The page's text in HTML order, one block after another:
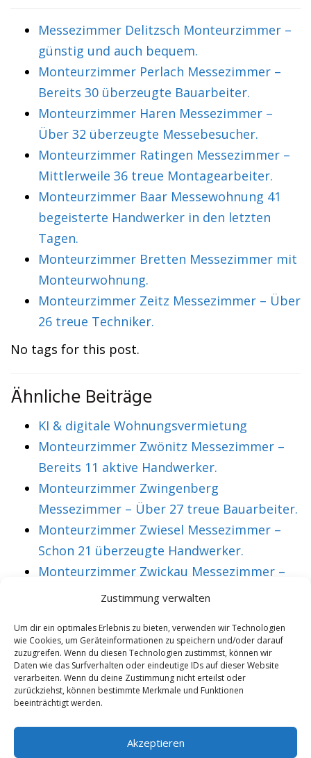
Zustimmung verwalten
Um dir ein optimales Erlebnis zu bieten, verwenden wir Technologien
wie Cookies, um Geräteinformationen zu speichern und/oder darauf
zuzugreifen. Wenn du diesen Technologien zustimmst, können wir
Daten wie das Surfverhalten oder eindeutige IDs auf dieser Website
verarbeiten. Wenn du deine Zustimmung nicht erteilst oder
zurückziehst, können bestimmte Merkmale und Funktionen
beeinträchtigt werden.
Akzeptieren
Messezimmer Delitzsch Monteurzimmer –
günstig und auch bequem.
Monteurzimmer Perlach Messezimmer –
Bereits 30 überzeugte Bauarbeiter.
Monteurzimmer Haren Messezimmer –
Über 32 überzeugte Messebesucher.
Monteurzimmer Ratingen Messezimmer –
Mittlerweile 36 treue Montagearbeiter.
Monteurzimmer Baar Messewohnung 41
begeisterte Handwerker in den letzten
Tagen.
Monteurzimmer Bretten Messezimmer mit
Monteurwohnung.
Monteurzimmer Zeitz Messezimmer – Über
26 treue Techniker.
No tags for this post.
Ähnliche Beiträge
KI & digitale Wohnungsvermietung
Monteurzimmer Zwönitz Messezimmer –
Bereits 11 aktive Handwerker.
Monteurzimmer Zwingenberg
Messezimmer – Über 27 treue Bauarbeiter.
Monteurzimmer Zwiesel Messezimmer –
Schon 21 überzeugte Handwerker.
Monteurzimmer Zwickau Messezimmer –
Über 36 treue Montagearbeiter.
VORHERIGER ARTIKEL
Messezimmer
Lindenberg
Monteurzimmer –
sehr preiswert und
NÄCHSTER ARTIKEL
Monteurzimmer
Hannover für
Lindental